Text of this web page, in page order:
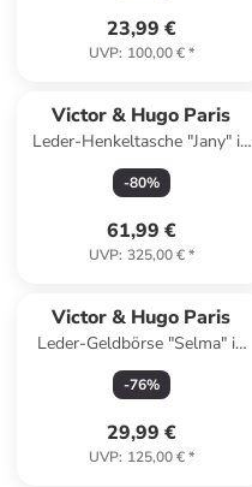
23,99 €
UVP: 100,00 €*
Victor & Hugo Paris
Leder-Henkeltasche "Jany" in
Rot - (B)25 x (H)19 x (T)7 cm
-80%
61,99 €
UVP: 325,00 €*
Victor & Hugo Paris
Leder-Geldbörse "Selma" in
Camel - (B)20 x (H)10 x (T)3
cm
-76%
29,99 €
UVP: 125,00 €*